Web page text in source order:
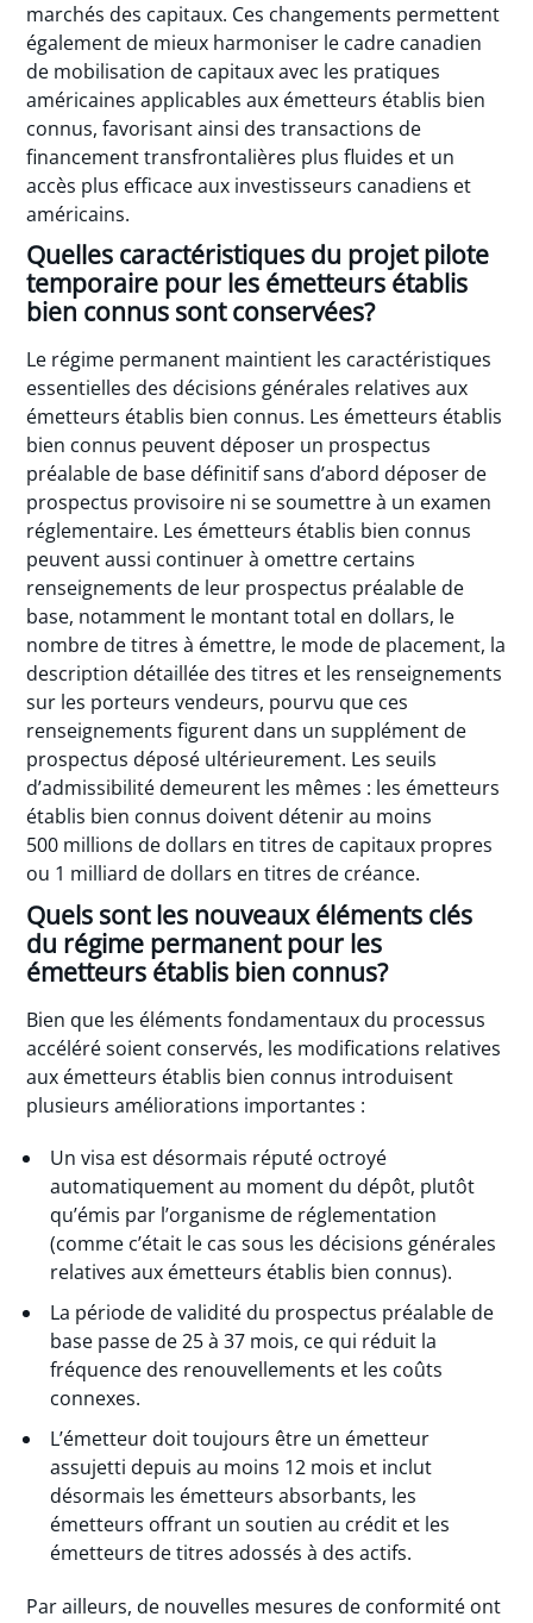
marchés des capitaux. Ces changements permettent
également de mieux harmoniser le cadre canadien
de mobilisation de capitaux avec les pratiques
américaines applicables aux émetteurs établis bien
connus, favorisant ainsi des transactions de
financement transfrontalières plus fluides et un
accès plus efficace aux investisseurs canadiens et
américains.
Quelles caractéristiques du projet pilote
temporaire pour les émetteurs établis
bien connus sont conservées?
Le régime permanent maintient les caractéristiques
essentielles des décisions générales relatives aux
émetteurs établis bien connus. Les émetteurs établis
bien connus peuvent déposer un prospectus
préalable de base définitif sans d’abord déposer de
prospectus provisoire ni se soumettre à un examen
réglementaire. Les émetteurs établis bien connus
peuvent aussi continuer à omettre certains
renseignements de leur prospectus préalable de
base, notamment le montant total en dollars, le
nombre de titres à émettre, le mode de placement, la
description détaillée des titres et les renseignements
sur les porteurs vendeurs, pourvu que ces
renseignements figurent dans un supplément de
prospectus déposé ultérieurement. Les seuils
d’admissibilité demeurent les mêmes : les émetteurs
établis bien connus doivent détenir au moins
500 millions de dollars en titres de capitaux propres
ou 1 milliard de dollars en titres de créance.
Quels sont les nouveaux éléments clés
du régime permanent pour les
émetteurs établis bien connus?
Bien que les éléments fondamentaux du processus
accéléré soient conservés, les modifications relatives
aux émetteurs établis bien connus introduisent
plusieurs améliorations importantes :
Un visa est désormais réputé octroyé
automatiquement au moment du dépôt, plutôt
qu’émis par l’organisme de réglementation
(comme c’était le cas sous les décisions générales
relatives aux émetteurs établis bien connus).
La période de validité du prospectus préalable de
base passe de 25 à 37 mois, ce qui réduit la
fréquence des renouvellements et les coûts
connexes.
L’émetteur doit toujours être un émetteur
assujetti depuis au moins 12 mois et inclut
désormais les émetteurs absorbants, les
émetteurs offrant un soutien au crédit et les
émetteurs de titres adossés à des actifs.
Par ailleurs, de nouvelles mesures de conformité ont